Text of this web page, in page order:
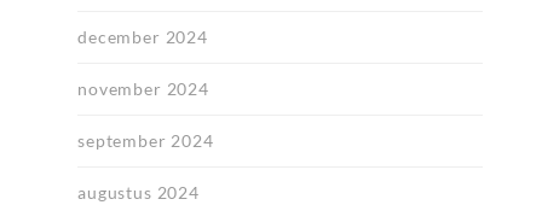
december 2024
november 2024
september 2024
augustus 2024